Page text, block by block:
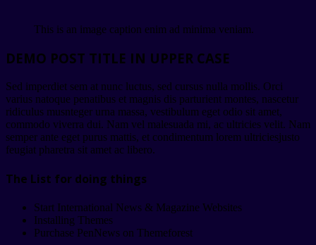
This is an image caption enim ad minima veniam.
DEMO POST TITLE IN UPPER CASE
Sed imperdiet sem at nunc luctus, sed cursus nulla mollis. Orci
varius natoque penatibus et magnis dis parturient montes, nascetur
ridiculus musnteger urna massa, vestibulum eget odio sit amet,
commodo viverra dui. Nam vel malesuada mi, ac ultricies velit. Nam
semper ante eget purus mattis, et condimentum lorem ultriciesjusto
feugiat pharetra sit amet ac libero.
The List for doing things
Start International News & Magazine Websites
Installing Themes
Purchase PenNews on Themeforest